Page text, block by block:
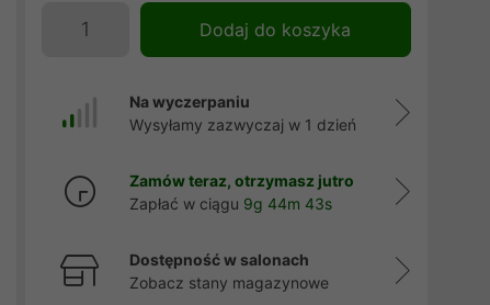
Dodaj do koszyka
Na wyczerpaniu
Wysyłamy zazwyczaj w 1 dzień
Zamów teraz, otrzymasz jutro
Zapłać w ciągu 9g 44m 42s
Dostępność w salonach
Zobacz stany magazynowe